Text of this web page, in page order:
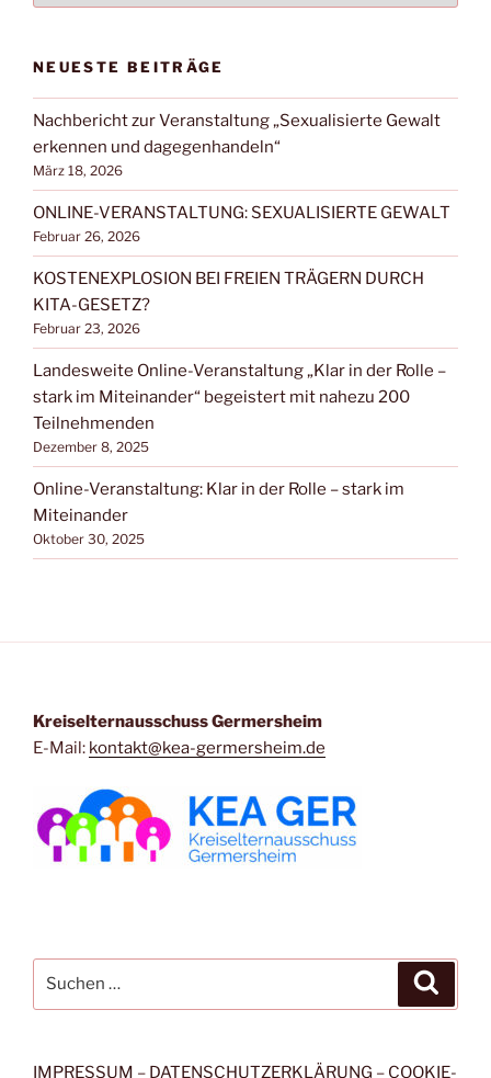
NEUESTE BEITRÄGE
Nachbericht zur Veranstaltung „Sexualisierte Gewalt
erkennen und dagegenhandeln“
März 18, 2026
ONLINE-VERANSTALTUNG: SEXUALISIERTE GEWALT
Februar 26, 2026
KOSTENEXPLOSION BEI FREIEN TRÄGERN DURCH
KITA-GESETZ?
Februar 23, 2026
Landesweite Online-Veranstaltung „Klar in der Rolle –
stark im Miteinander“ begeistert mit nahezu 200
Teilnehmenden
Dezember 8, 2025
Online-Veranstaltung: Klar in der Rolle – stark im
Miteinander
Oktober 30, 2025
Kreiselternausschuss Germersheim
E-Mail: kontakt@kea-germersheim.de
nach:
IMPRESSUM – DATENSCHUTZERKLÄRUNG – COOKIE-